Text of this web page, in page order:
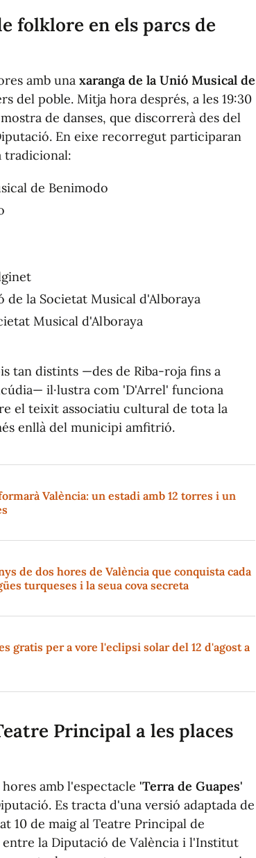
folklore en els parcs de
amb una xaranga de la Unió Musical de
del poble. Mitja hora després, a les 19:30
de danses, que discorrerà des del
En eixe recorregut participaran
tradicional:
de Benimodo
de la Societat Musical d'Alboraya
Musical d'Alboraya
tan distints —des de Riba-roja fins a
il·lustra com 'D'Arrel' funciona
el teixit associatiu cultural de tota la
enllà del municipi amfitrió.
València: un estadi amb 12 torres i un
de dos hores de València que conquista cada
turqueses i la seua cova secreta
gratis per a vore l'eclipsi solar del 12 d'agost a
Principal a les places
amb l'espectacle 'Terra de Guapes'
Es tracta d'una versió adaptada de
10 de maig al Teatre Principal de
la Diputació de València i l'Institut